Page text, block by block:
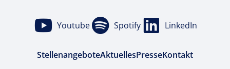
Youtube Spotify LinkedIn
StellenangeboteAktuellesPresseKontakt